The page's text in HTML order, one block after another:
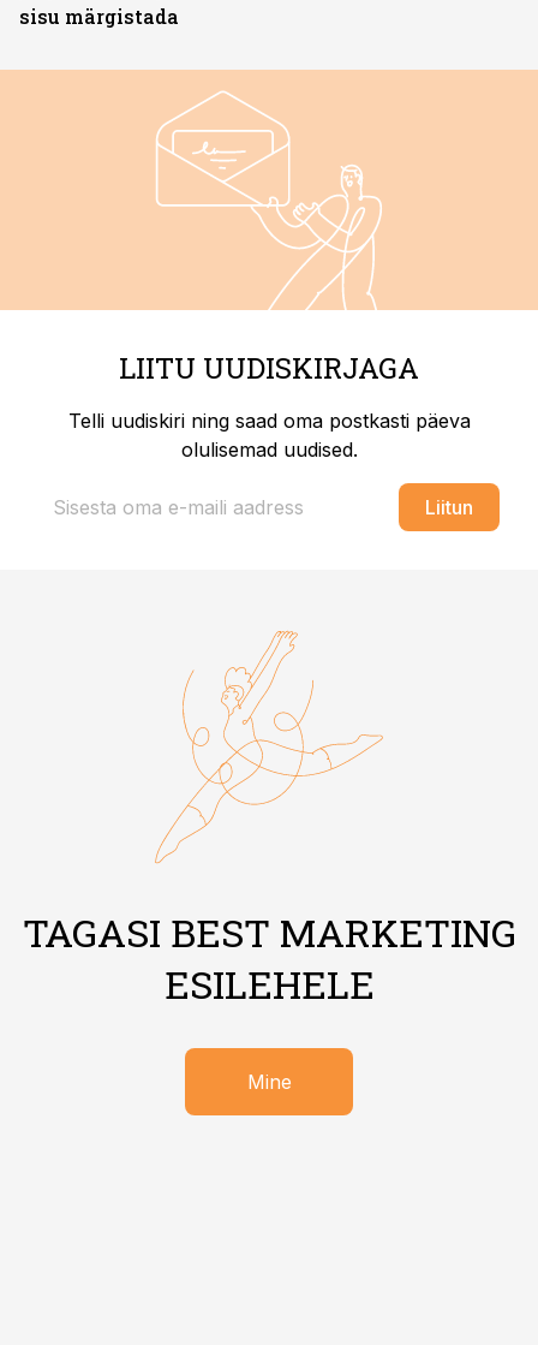
sisu märgistada
LIITU UUDISKIRJAGA
Telli uudiskiri ning saad oma postkasti päeva
olulisemad uudised.
Liitun
TAGASI BEST MARKETING
ESILEHELE
Mine